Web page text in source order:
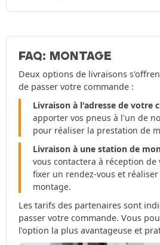
FAQ: MONTAGE
Deux options de livraisons
de passer votre commande :
Livraison à l'adresse de votre
apporter vos pneus à l'un de
pour réaliser la prestation de
Livraison à une station de
vous contactera à réception
fixer un rendez-vous et
montage.
Les tarifs des partenaires sont
passer votre commande. Vous
l’option la plus avantageuse et